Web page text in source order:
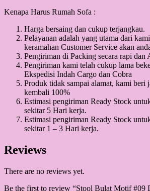
Kenapa Harus Rumah Sofa :
Harga bersaing dan cukup terjangkau.
Pelayanan adalah yang utama dari
keramahan Customer Service akan
Pengiriman di Packing secara rapi dan
Pengiriman kami telah cukup lama
Ekspedisi Indah Cargo dan Cobra
Produk tidak sampai alamat, kami beri
kembali 100%
Estimasi pengiriman Ready Stock
sekitar 5 Hari kerja.
Estimasi pengiriman Ready Stock
sekitar 1 – 3 Hari kerja.
Reviews
There are no reviews yet.
Be the first to review “Stool Bulat Motif #09